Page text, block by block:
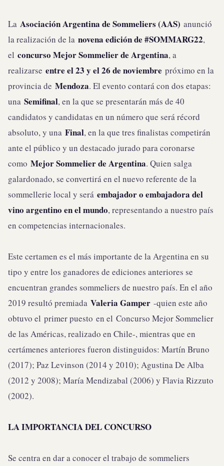
La Asociación Argentina de Sommeliers (AAS) anunció
la realización de la novena edición de #SOMMARG22,
el concurso Mejor Sommelier de Argentina, a
realizarse entre el 23 y el 26 de noviembre próximo en la
provincia de Mendoza. El evento contará con dos etapas:
una Semifinal, en la que se presentarán más de 40
candidatos y candidatas en un número que será récord
absoluto, y una Final, en la que tres finalistas competirán
ante el público y un destacado jurado para coronarse
como Mejor Sommelier de Argentina. Quien salga
galardonado, se convertirá en el nuevo referente de la
sommellerie local y será embajador o embajadora del
vino argentino en el mundo, representando a nuestro país
en competencias internacionales.
Este certamen es el más importante de la Argentina en su
tipo y entre los ganadores de ediciones anteriores se
encuentran grandes sommeliers de nuestro país. En el año
2019 resultó premiada Valeria Gamper -quien este año
obtuvo el primer puesto en el Concurso Mejor Sommelier
de las Américas, realizado en Chile-, mientras que en
certámenes anteriores fueron distinguidos: Martín Bruno
(2017); Paz Levinson (2014 y 2010); Agustina De Alba
(2012 y 2008); María Mendizabal (2006) y Flavia Rizzuto
(2002).
LA IMPORTANCIA DEL CONCURSO
Se centra en dar a conocer el trabajo de sommeliers